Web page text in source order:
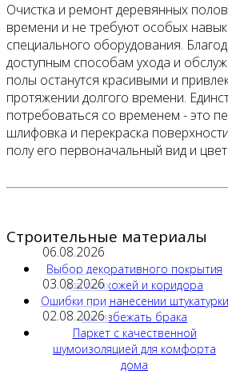
Очистка и ремонт деревянных
времени и не требуют особых
специального оборудования.
доступным способам ухода и
полы останутся красивыми и
протяжении долгого времени.
потребоваться со временем - это
шлифовка и перекраска
полу его первоначальный вид и цвет.
Строительные материалы
06.08.2026
Выбор декоративного покрытия
для прихожей и коридора
03.08.2026
Ошибки при нанесении штукатурки
как избежать брака
02.08.2026
Паркет с качественной
шумоизоляцией для комфорта
дома